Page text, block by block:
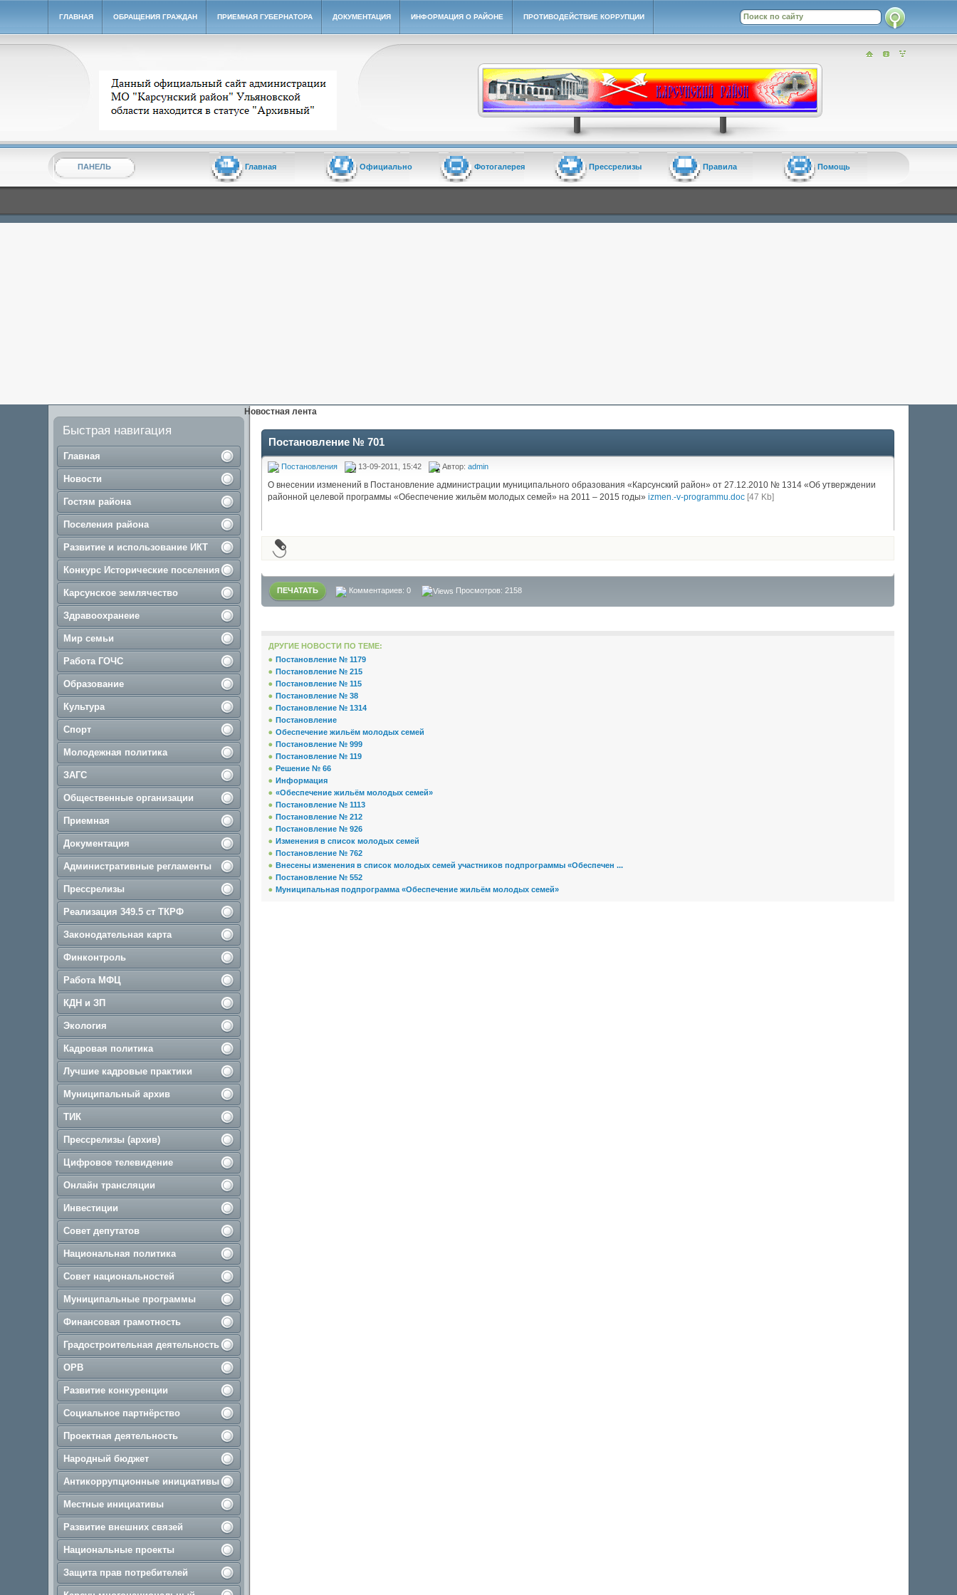
ГЛАВНАЯ ОБРАЩЕНИЯ ГРАЖДАН ПРИЕМНАЯ ГУБЕРНАТОРА ДОКУМЕНТАЦИЯ ИНФОРМАЦИЯ О РАЙОНЕ ПРОТИВОДЕЙСТВИЕ КОРРУПЦИИ
Архивный сайт администрации МО "Карсунский район"
ПАНЕЛЬ Главная Официально Фотогалерея Прессрелизы Правила Помощь
Быстрая навигация
Главная
Новости
Гостям района
Поселения района
Развитие и использование ИКТ
Конкурс Исторические поселения
Карсунское землячество
Здравоохранеие
Мир семьи
Работа ГОЧС
Образование
Культура
Спорт
Молодежная политика
ЗАГС
Общественные организации
Приемная
Документация
Административные регламенты
Прессрелизы
Реализация 349.5 ст ТКРФ
Законодательная карта
Финконтроль
Работа МФЦ
КДН и ЗП
Экология
Кадровая политика
Лучшие кадровые практики
Муниципальный архив
ТИК
Прессрелизы (архив)
Цифровое телевидение
Онлайн трансляции
Инвестиции
Совет депутатов
Национальная политика
Совет национальностей
Муниципальные программы
Финансовая грамотность
Градостроительная деятельность
ОРВ
Развитие конкуренции
Социальное партнёрство
Проектная деятельность
Народный бюджет
Антикоррупционные инициативы
Местные инициативы
Развитие внешних связей
Национальные проекты
Защита прав потребителей
Новостная лента
Постановление № 701
Постановления 13-09-2011, 15:42 Автор:admin
О внесении изменений в Постановление администрации муниципального образования «Карсунский район» от 27.12.2010 № 1314 «Об утверждении
районной целевой программы «Обеспечение жильём молодых семей» на 2011 – 2015 годы»izmen.-v-programmu.doc [47 Kb]
ПЕЧАТАТЬ Комментариев:0 Просмотров: 2158
ДРУГИЕ НОВОСТИ ПО ТЕМЕ:
Постановление № 1179
Постановление № 215
Постановление № 115
Постановление № 38
Постановление № 1314
Постановление
Обеспечение жильём молодых семей
Постановление № 999
Постановление № 119
Решение № 66
Информация
«Обеспечение жильём молодых семей»
Постановление № 1113
Постановление № 212
Постановление № 926
Изменения в список молодых семей
Постановление № 762
Внесены изменения в список молодых семей участников подпрограммы «Обеспечен ...
Постановление № 552
Муниципальная подпрограмма «Обеспечение жильём молодых семей»